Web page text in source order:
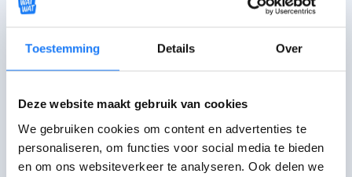
Toestemming Details Over
Deze website maakt gebruik van cookies
We gebruiken cookies om content en advertenties te
personaliseren, om functies voor social media te bieden
en om ons websiteverkeer te analyseren. Ook delen we
stages, opleidingen, studietoelages, duaal leren, werk zoeken en
je rechten als je begint met werken. Ook als je geen lid bent.
Stel je vraag via de Chatbot (op de website) en
Instagram DM kan je ook een vraag insturen.
Via Whatsapp stuur je een bericht via +32 474
90 15 11.